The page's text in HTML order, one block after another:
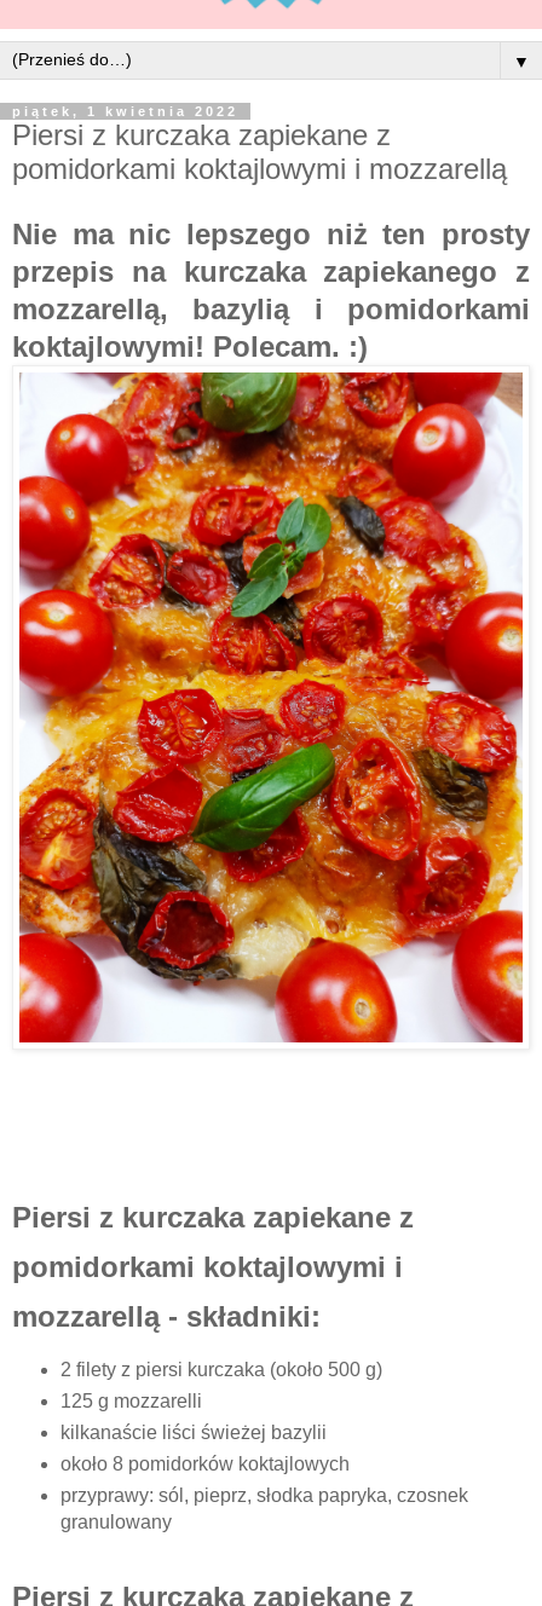
▼
piątek, 1 kwietnia 2022
Piersi z kurczaka zapiekane z
pomidorkami koktajlowymi i mozzarellą
Nie ma nic lepszego niż ten prosty
przepis na kurczaka zapiekanego z
mozzarellą, bazylią i pomidorkami
koktajlowymi! Polecam. :)
Piersi z kurczaka zapiekane z
pomidorkami koktajlowymi i
mozzarellą - składniki:
2 filety z piersi kurczaka (około 500 g)
125 g mozzarelli
kilkanaście liści świeżej bazylii
około 8 pomidorków koktajlowych
przyprawy: sól, pieprz, słodka papryka, czosnek
granulowany
Piersi z kurczaka zapiekane z